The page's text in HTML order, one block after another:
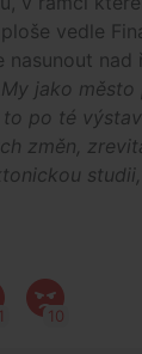
vedle
nasunout nad
„My jako
po té
změn,
1 10